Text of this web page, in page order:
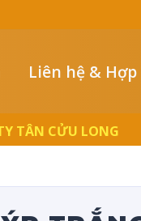
Liên hệ &
TÂN CỬU LONG